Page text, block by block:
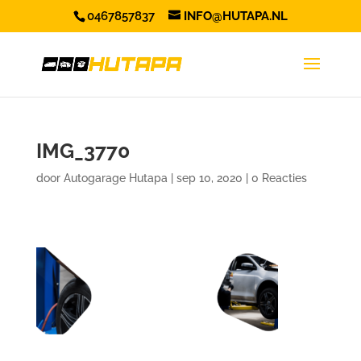
0467857837 INFO@HUTAPA.NL
IMG_3770
door Autogarage Hutapa sep 10, 2020 0 Reacties